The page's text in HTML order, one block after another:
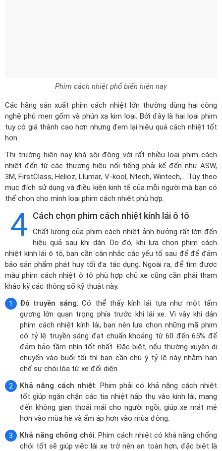
Phim cách nhiệt phổ biến hiện nay
Các hãng sản xuất phim cách nhiệt lớn thường dùng hai công
nghệ phủ men gốm và phún xạ kim loại. Bởi đây là hai loại phim
tuy có giá thành cao hơn nhưng đem lại hiệu quả cách nhiệt tốt
hơn.
Thị trường hiện nay khá sôi động với rất nhiều loại phim cách
nhiệt đến từ các thương hiệu nổi tiếng phải kể đến như ASW,
3M, FirstClass, Helioz, Llumar, V-kool, Ntech, Wintech,... Tùy theo
mục đích sử dụng và điều kiện kinh tế của mỗi người mà bạn có
thể chọn cho mình loại phim cách nhiệt phù hợp.
4 Cách chọn phim cách nhiệt kính lái ô tô
Chất lượng của phim cách nhiệt ảnh hưởng rất lớn đến
hiệu quả sau khi dán. Do đó, khi lựa chọn phim cách
nhiệt kính lái ô tô, bạn cần cân nhắc các yếu tố sau để để đảm
bảo sản phẩm phát huy tối đa tác dụng. Ngoài ra, để tìm được
màu phim cách nhiệt ô tô phù hợp chủ xe cũng cần phải tham
khảo kỹ các thông số kỹ thuật này.
Độ truyền sáng: Có thể thấy kính lái tựa như một tấm
gương lớn quan trọng phía trước khi lái xe. Vì vậy khi dán
phim cách nhiệt kính lái, bạn nên lựa chọn những mã phim
có tỷ lệ truyền sáng đạt chuẩn khoảng từ 60 đến 65% để
đảm bảo tầm nhìn tốt nhất. Đặc biệt, nếu thường xuyên di
chuyển vào buổi tối thì bạn cần chú ý tỷ lệ này nhằm hạn
chế sự chói lóa từ xe đối diện.
Khả năng cách nhiệt: Phim phải có khả năng cách nhiệt
tốt giúp ngăn chặn các tia nhiệt hấp thụ vào kính lái, mang
đến không gian thoải mái cho người ngồi, giúp xe mát mẻ
hơn vào mùa hè và ấm áp hơn vào mùa đông.
Khả năng chống chói: Phim cách nhiệt có khả năng chống
chói tốt sẽ giúp việc lái xe trở nên an toàn hơn, đặc biệt là